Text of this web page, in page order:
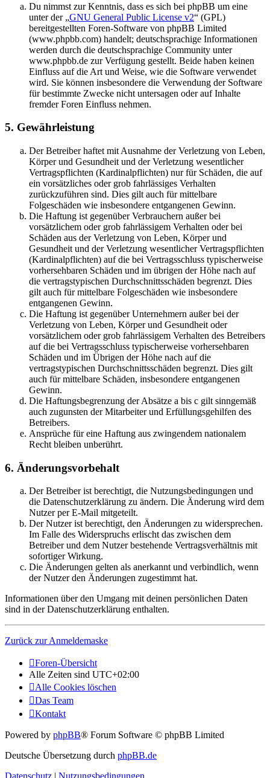
Du nimmst zur Kenntnis, dass es sich bei phpBB um eine
unter der „GNU General Public License v2“ (GPL)
bereitgestellten Foren-Software von phpBB Limited
(www.phpbb.com) handelt; deutschsprachige Informationen
werden durch die deutschsprachige Community unter
www.phpbb.de zur Verfügung gestellt. Beide haben keinen
Einfluss auf die Art und Weise, wie die Software verwendet
wird. Sie können insbesondere die Verwendung der Software
für bestimmte Zwecke nicht untersagen oder auf Inhalte
fremder Foren Einfluss nehmen.
5. Gewährleistung
Der Betreiber haftet mit Ausnahme der Verletzung von Leben,
Körper und Gesundheit und der Verletzung wesentlicher
Vertragspflichten (Kardinalpflichten) nur für Schäden, die auf
ein vorsätzliches oder grob fahrlässiges Verhalten
zurückzuführen sind. Dies gilt auch für mittelbare
Folgeschäden wie insbesondere entgangenen Gewinn.
Die Haftung ist gegenüber Verbrauchern außer bei
vorsätzlichem oder grob fahrlässigem Verhalten oder bei
Schäden aus der Verletzung von Leben, Körper und
Gesundheit und der Verletzung wesentlicher Vertragspflichten
(Kardinalpflichten) auf die bei Vertragsschluss typischerweise
vorhersehbaren Schäden und im übrigen der Höhe nach auf
die vertragstypischen Durchschnittsschäden begrenzt. Dies
gilt auch für mittelbare Folgeschäden wie insbesondere
entgangenen Gewinn.
Die Haftung ist gegenüber Unternehmern außer bei der
Verletzung von Leben, Körper und Gesundheit oder
vorsätzlichem oder grob fahrlässigem Verhalten des Betreibers
auf die bei Vertragsschluss typischerweise vorhersehbaren
Schäden und im Übrigen der Höhe nach auf die
vertragstypischen Durchschnittsschäden begrenzt. Dies gilt
auch für mittelbare Schäden, insbesondere entgangenen
Gewinn.
Die Haftungsbegrenzung der Absätze a bis c gilt sinngemäß
auch zugunsten der Mitarbeiter und Erfüllungsgehilfen des
Betreibers.
Ansprüche für eine Haftung aus zwingendem nationalem
Recht bleiben unberührt.
6. Änderungsvorbehalt
Der Betreiber ist berechtigt, die Nutzungsbedingungen und
die Datenschutzerklärung zu ändern. Die Änderung wird dem
Nutzer per E-Mail mitgeteilt.
Der Nutzer ist berechtigt, den Änderungen zu widersprechen.
Im Falle des Widerspruchs erlischt das zwischen dem
Betreiber und dem Nutzer bestehende Vertragsverhältnis mit
sofortiger Wirkung.
Die Änderungen gelten als anerkannt und verbindlich, wenn
der Nutzer den Änderungen zugestimmt hat.
Informationen über den Umgang mit deinen persönlichen Daten
sind in der Datenschutzerklärung enthalten.
Zurück zur Anmeldemaske
Foren-Übersicht
Alle Zeiten sind UTC+02:00
Alle Cookies löschen
Das Team
Kontakt
Powered by phpBB® Forum Software © phpBB Limited
Deutsche Übersetzung durch phpBB.de